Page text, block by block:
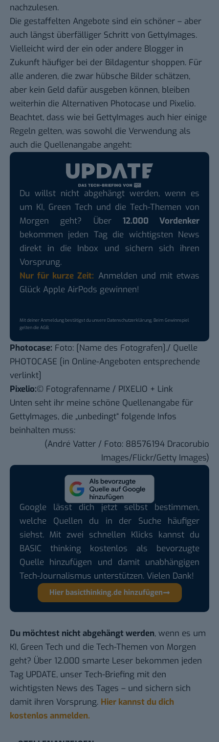
nachzulesen.
Die gestaffelten Angebote sind ein schöner – aber
auch längst überfälliger Schritt von GettyImages.
Vielleicht wird der ein oder andere Blogger in
Zukunft häufiger bei der Bildagentur shoppen. Für
alle anderen, die zwar hübsche Bilder schätzen,
aber kein Geld dafür ausgeben können, bleiben
weiterhin die Alternativen Photocase und Pixelio.
Beachtet, dass wie bei GettyImages auch hier einige
Regeln gelten, was sowohl die Verwendung als
auch die Quellenangabe angeht:
Du willst nicht abgehängt werden, wenn es
um KI, Green Tech und die Tech-Themen von
Morgen geht? Über 12.000 Vordenker
bekommen jeden Tag die wichtigsten News
direkt in die Inbox und sichern sich ihren
Vorsprung.
Nur für kurze Zeit: Anmelden und mit etwas
Glück Apple AirPods gewinnen!
Mit deiner Anmeldung bestätigst du unsereDatenschutzerklärung. Beim Gewinnspiel
gelten dieAGB.
Photocase: Foto: [Name des Fotografen]./ Quelle
PHOTOCASE [in Online-Angeboten entsprechende
verlinkt]
Pixelio:© Fotografenname / PIXELIO + Link
Unten seht ihr meine schöne Quellenangabe für
GettyImages, die „unbedingt“ folgende Infos
beinhalten muss:
(André Vatter / Foto: 88576194 Dracorubio
Images/Flickr/Getty Images)
Google lässt dich jetzt selbst bestimmen,
welche Quellen du in der Suche häufiger
siehst. Mit zwei schnellen Klicks kannst du
BASIC thinking kostenlos als bevorzugte
Quelle hinzufügen und damit unabhängigen
Tech-Journalismus unterstützen. Vielen Dank!
Hier basicthinking.de hinzufügen
Du möchtest nicht abgehängt werden, wenn es um
KI, Green Tech und die Tech-Themen von Morgen
geht? Über 12.000 smarte Leser bekommen jeden
Tag UPDATE, unser Tech-Briefing mit den
wichtigsten News des Tages – und sichern sich
damit ihren Vorsprung. Hier kannst du dich
kostenlos anmelden.